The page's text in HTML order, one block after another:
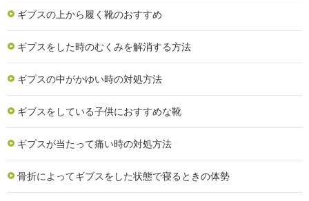
ギブスの上から履く靴のおすすめ
ギプスをした時のむくみを解消する方法
ギプスの中がかゆい時の対処方法
ギブスをしている子供におすすめな靴
ギプスが当たって痛い時の対処方法
骨折によってギブスをした状態で寝るときの体勢